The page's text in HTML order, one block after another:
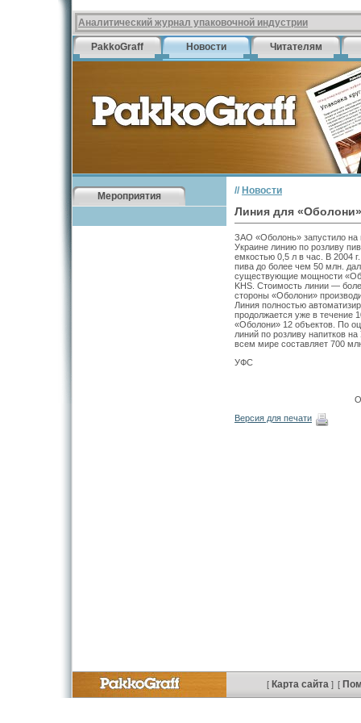
Аналитический журнал упаковочной индустрии
PakkoGraff Новости Читателям
Мероприятия // Новости
Линия для «Оболони»
ЗАО «Оболонь» запустило
Украине линию по розливу
емкостью 0,5 л в час. В 2004
пива до более чем 50 млн.
существующие мощности
KHS. Стоимость линии —
стороны «Оболони»
Линия полностью
продолжается уже в течение
«Оболони» 12 объектов. По
линий по розливу напитков
всем мире составляет 700
УФС
Версия для печати
[ Карта сайта ] [